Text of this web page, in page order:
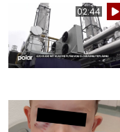
02:44